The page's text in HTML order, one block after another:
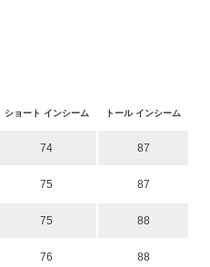
ショート インシーム トール インシーム
74 87
75 87
75 88
76 88